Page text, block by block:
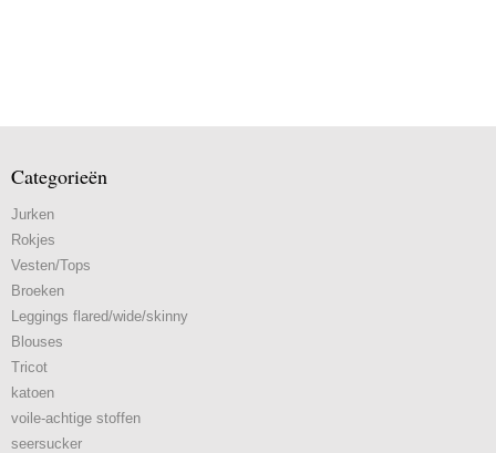
Categorieën
Jurken
Rokjes
Vesten/Tops
Broeken
Leggings flared/wide/skinny
Blouses
Tricot
katoen
voile-achtige stoffen
seersucker